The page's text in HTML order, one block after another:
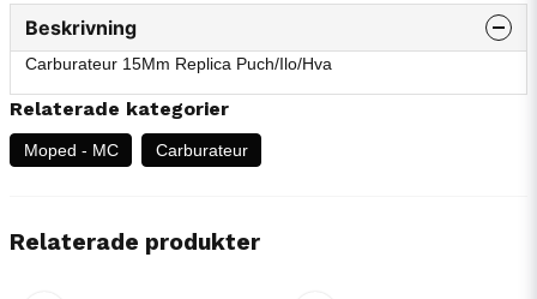
Beskrivning
Carburateur 15Mm Replica Puch/Ilo/Hva
Relaterade kategorier
Moped - MC Carburateur
Relaterade produkter